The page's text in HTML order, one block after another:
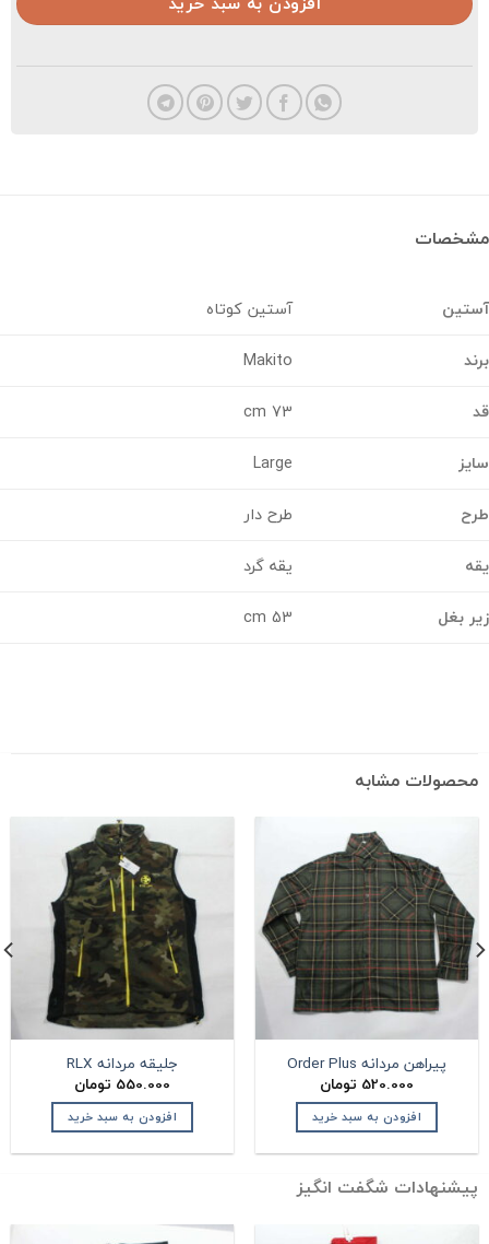
آستین کوتاه
Makito
73 cm
Large
طرح دار
یقه گرد
بغل
53 cm
مشابه
پیراهن مردانه Order Plus
520.000 تومان
افزودن به سبد خرید
جلیقه مردانه RLX
550.000تومان
افزودن به سبد خرید
شگفت انگیز